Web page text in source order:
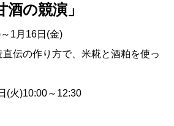
の競演」
1月16日(金)
伝の作り方で、米糀と酒粕を使っ
(火)10:00～12:30